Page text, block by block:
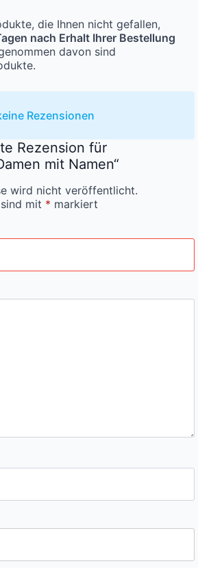
die Ihnen nicht gefallen,
nach Erhalt Ihrer Bestellung
davon sind
Rezensionen
Rezension für
mit Namen“
wird nicht veröffentlicht.
mit * markiert